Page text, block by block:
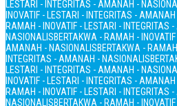
LESTARI - INTEGRITAS - AMANAH -
INOVATIF - LESTARI - INTEGRITAS -
RAMAH - INOVATIF - LESTARI - INTEGRITAS
NASIONALISBERTAKWA - RAMAH -
AMANAH - NASIONALISBERTAKWA -
INTEGRITAS - AMANAH - NASIONALIS
LESTARI - INTEGRITAS - AMANAH -
INOVATIF - LESTARI - INTEGRITAS -
RAMAH - INOVATIF - LESTARI - INTEGRITAS
NASIONALISBERTAKWA - RAMAH -